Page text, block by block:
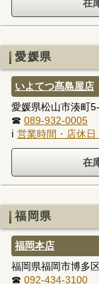
愛媛県
いよてつ髙島屋店
愛媛県松山市湊町
☎ 089-932-0005
ℹ 営業時間・店休
福岡県
福岡本店
福岡県福岡市博多
☎ 092-434-3100